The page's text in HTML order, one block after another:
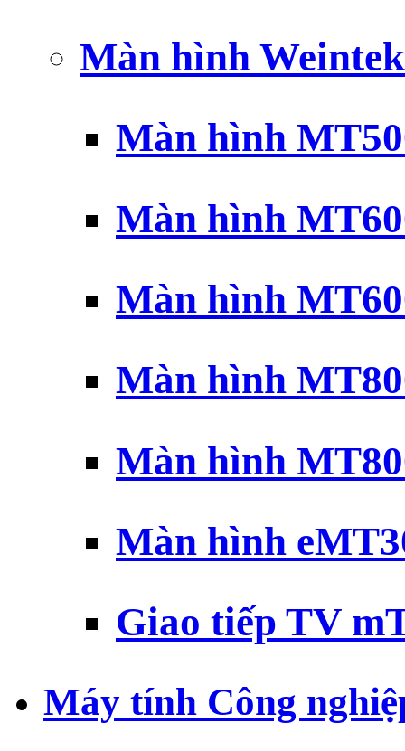
Màn hình
Màn hình
Màn hình
Màn hình
Màn hình
Màn hình
Màn hình
Giao tiếp TV
Máy tính Công